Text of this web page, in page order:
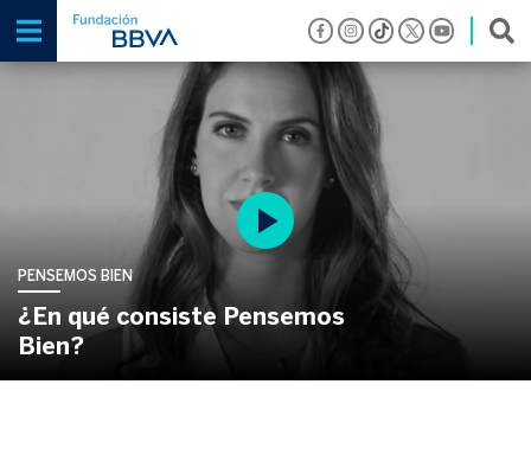
PENSEMOS BIEN
¿En qué consiste Pensemos
Bien?